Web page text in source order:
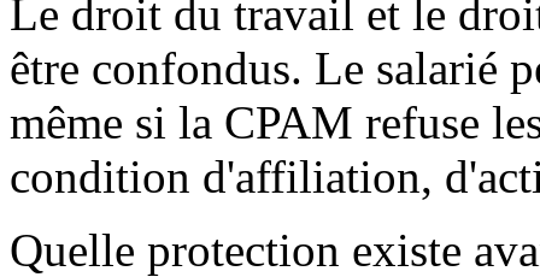
Le droit du travail et le
être confondus. Le salarié
même si la CPAM refuse
condition d'affiliation,
Quelle protection existe